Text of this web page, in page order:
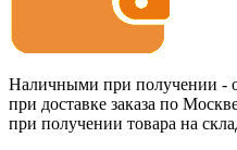
Наличными при получении -
при доставке заказа по
при получении товара на